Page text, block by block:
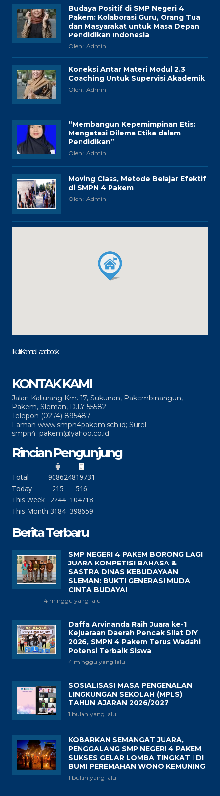
Budaya Positif di SMP Negeri 4
Pakem: Kolaborasi Guru, Orang Tua
dan Masyarakat untuk Masa Depan
Pendidikan Indonesia
Oleh : Admin
Koneksi Antar Materi Modul 2.3
Coaching Untuk Supervisi Akademik
Oleh : Admin
“Membangun Kepemimpinan Etis:
Mengatasi Dilema Etika dalam
Pendidikan”
Oleh : Admin
Moving Class, Metode Belajar Efektif
di SMPN 4 Pakem
Oleh : Admin
Ikuti Kami di Facebook
KONTAK KAMI
Jalan Kaliurang Km. 17, Sukunan, Pakembinangun,
Pakem, Sleman, D.I.Y 55582
Telepon (0274) 895487
Laman www.smpn4pakem.sch.id; Surel
smpn4_pakem@yahoo.co.id
Rincian Pengunjung
Total 908624819731
Today
215
516
This Week
2244 104718
This Month 3184 398659
Berita Terbaru
SMP NEGERI 4 PAKEM BORONG LAGI
JUARA KOMPETISI BAHASA &
SASTRA DINAS KEBUDAYAAN
SLEMAN: BUKTI GENERASI MUDA
CINTA BUDAYA!
4 minggu yang lalu
Daffa Arvinanda Raih Juara ke-1
Kejuaraan Daerah Pencak Silat DIY
2026, SMPN 4 Pakem Terus Wadahi
Potensi Terbaik Siswa
4 minggu yang lalu
SOSIALISASI MASA PENGENALAN
LINGKUNGAN SEKOLAH (MPLS)
TAHUN AJARAN 2026/2027
1 bulan yang lalu
KOBARKAN SEMANGAT JUARA,
PENGGALANG SMP NEGERI 4 PAKEM
SUKSES GELAR LOMBA TINGKAT I DI
BUMI PEREMAHAN WONO KEMUNING
1 bulan yang lalu